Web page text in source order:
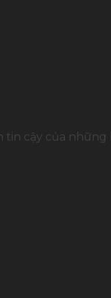
cậy của